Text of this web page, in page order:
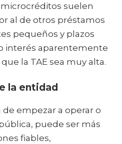
suelen
al de otros préstamos
pequeños y plazos
interés aparentemente
la TAE sea muy alta.
la entidad
empezar a operar o
puede ser más
fiables,